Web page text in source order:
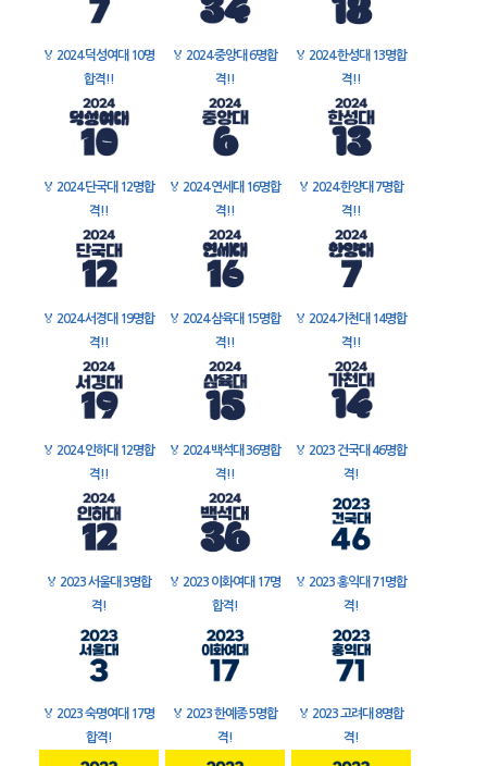
🏅 2024 덕성여대 10명
합격!!
🏅 2024 중앙대 6명합
격!!
🏅 2024 한성대 13명합
격!!
🏅 2024 단국대 12명합
격!!
🏅 2024 연세대 16명합
격!!
🏅 2024 한양대 7명합
격!!
🏅 2024 서경대 19명합
격!!
🏅 2024 삼육대 15명합
격!!
🏅 2024 가천대 14명합
격!!
🏅 2024 인하대 12명합
격!!
🏅 2024 백석대 36명합
격!!
🏅 2023 건국대 46명합
격!
🏅 2023 서울대 3명합
격!
🏅 2023 이화여대 17명
합격!
🏅 2023 홍익대 71명합
격!
🏅 2023 숙명여대 17명
합격!
🏅 2023 한예종 5명합
격!
🏅 2023 고려대 8명합
격!